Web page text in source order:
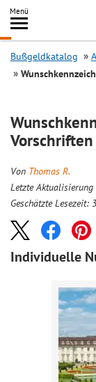
Inhalt
springen
Menü
Bußgeldkatalog
Von Thomas R.
Letzte
Geschätzte Lesezeit: 3
Individuelle